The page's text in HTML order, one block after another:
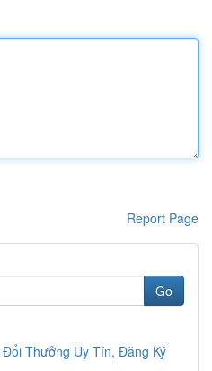
Report Page
Go
Thưởng Uy Tín, Đăng Ký